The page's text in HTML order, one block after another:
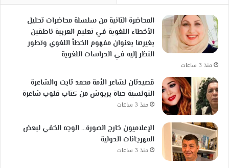
المحاضرة الثانية من سلسلة محاضرات تحليل
الأخطاء اللغوية في تعليم العربية ناطقين
بغيرها بعنوان مفهوم الخطأ اللغوي وتطور
النظر إليه في الدراسات اللغوية
منذ 3 ساعات
قصيدتان لشاعر الأمة محمد ثابت والشاعرة
التونسية حياة بربوش من كتاب قلوب شاعرة
منذ 3 ساعات
الإعلاميون خارج الصورة… الوجه الخفي لبعض
المهرجانات الدولية
منذ 3 ساعات